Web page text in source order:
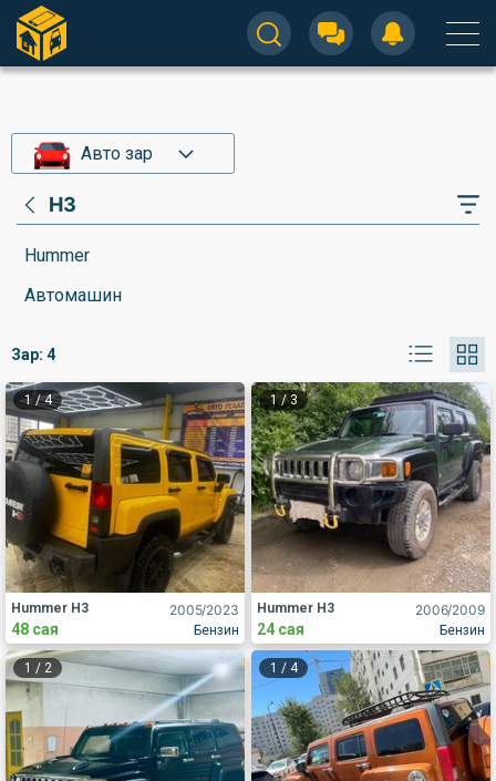
Авто зар
H3
Hummer
Автомашин
Зар: 4
1/4
2005/2023
Бензин
Hummer H3
48 сая
1/3
2006/2009
Бензин
Hummer H3
24 сая
1 / 2 1 / 4